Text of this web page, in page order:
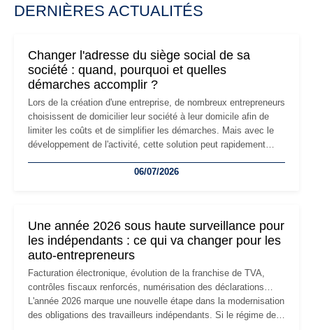
DERNIÈRES ACTUALITÉS
Changer l'adresse du siège social de sa
société : quand, pourquoi et quelles
démarches accomplir ?
Lors de la création d'une entreprise, de nombreux entrepreneurs
choisissent de domicilier leur société à leur domicile afin de
limiter les coûts et de simplifier les démarches. Mais avec le
développement de l'activité, cette solution peut rapidement
professionnels, recrutement, image de marque… Le
06/07/2026
Une année 2026 sous haute surveillance pour
les indépendants : ce qui va changer pour les
auto-entrepreneurs
Facturation électronique, évolution de la franchise de TVA,
contrôles fiscaux renforcés, numérisation des déclarations…
L'année 2026 marque une nouvelle étape dans la modernisation
des obligations des travailleurs indépendants. Si le régime de